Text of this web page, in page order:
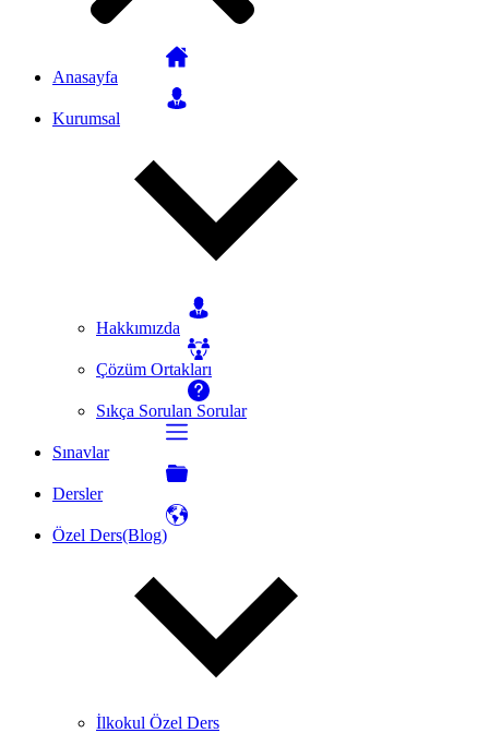
Anasayfa
Kurumsal
Hakkımızda
Çözüm Ortakları
Sıkça Sorulan Sorular
Sınavlar
Dersler
Özel Ders(Blog)
İlkokul Özel Ders